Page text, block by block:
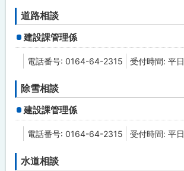
道路相談
建設課管理係
電話番号: 0164-64-2315 受付時間: 平
除雪相談
建設課管理係
電話番号: 0164-64-2315 受付時間: 平
水道相談